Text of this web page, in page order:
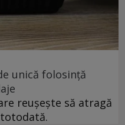
unică folosință
reușește să atragă